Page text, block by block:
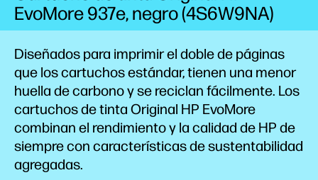
Diseñados para imprimir el doble de páginas
que los cartuchosestándar,tienen una menor
huella decarbonoy se reciclan fácilmente. Los
cartuchos de tinta Original HP EvoMore
combinan el rendimiento y la calidad de HP de
siempre con características de sustentabilidad
agregadas.
EvoMore 937e, negro (4S6W9NA)